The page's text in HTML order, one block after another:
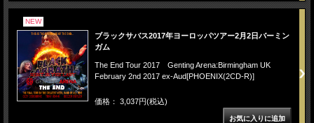
NEW
ブラックサバス2017年ヨーロッパツアー2月2日バーミン
ガム
The End Tour 2017 Genting Arena:Birmingham UK
February 2nd 2017 ex-Aud[PHOENIX(2CD-R)]
価格： 3,037円(税込)